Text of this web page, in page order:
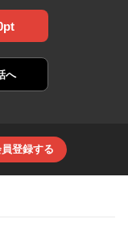
へ
登録する